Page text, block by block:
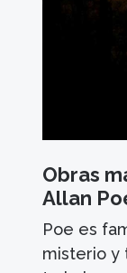
Obras
Allan
Poe es
misterio y